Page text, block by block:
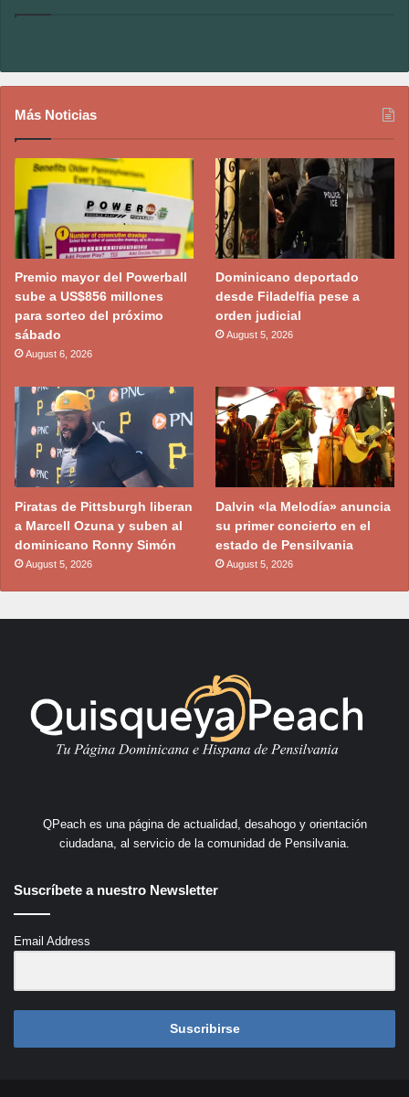
Más Noticias
Premio mayor del Powerball
sube a US$856 millones
para sorteo del próximo
sábado
August 6, 2026
Dominicano deportado
desde Filadelfia pese a
orden judicial
August 5, 2026
Piratas de Pittsburgh liberan
a Marcell Ozuna y suben al
dominicano Ronny Simón
August 5, 2026
Dalvin «la Melodía» anuncia
su primer concierto en el
estado de Pensilvania
August 5, 2026
QPeach es una página de actualidad, desahogo y orientación
ciudadana, al servicio de la comunidad de Pensilvania.
Suscríbete a nuestro Newsletter
Email Address
Suscribirse